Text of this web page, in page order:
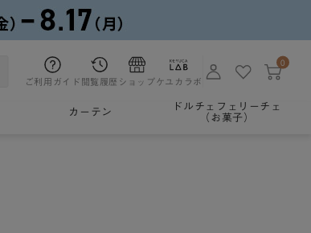
ご利用ガイド 閲覧履歴 ショップケユカラボ
0
カーテン
ドルチェフェリーチェ
（お菓子）